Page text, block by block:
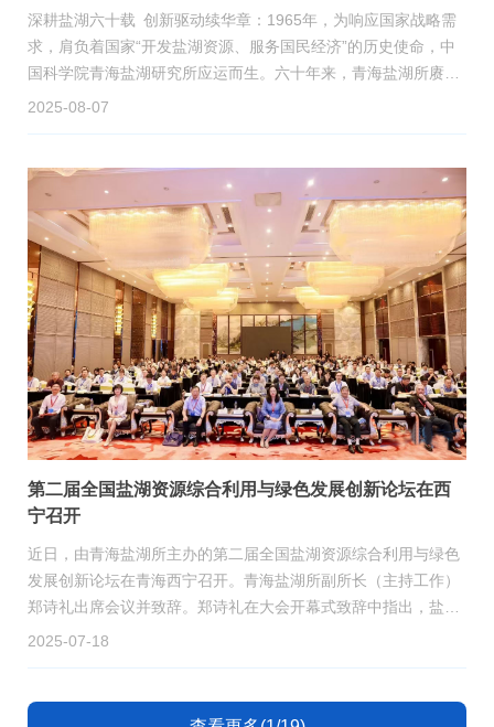
深耕盐湖六十载 创新驱动续华章：1965年，为响应国家战略需
求，肩负着国家“开发盐湖资源、服务国民经济”的历史使命，中
国科学院青海盐湖研究所应运而生。六十年来，青海盐湖所赓续
红色基因，一代代盐湖人秉承“艰苦奋斗、无私奉献、团结拼搏、
任务到支撑新能源产业崛起，青海盐湖所始终与国家发展同频共
振，在祖国西部书写了科技报国的壮丽篇章。
2025-08-07
第二届全国盐湖资源综合利用与绿色发展创新论坛在西
宁召开
近日，由青海盐湖所主办的第二届全国盐湖资源综合利用与绿色
发展创新论坛在青海西宁召开。青海盐湖所副所长（主持工作）
郑诗礼出席会议并致辞。郑诗礼在大会开幕式致辞中指出，盐湖
是我国重要的战略资源，直接关乎国家粮食安全、能源安全和生
终紧扣国家战略科技力量主力军使命定位，致力于攻克我国盐湖
2025-07-18